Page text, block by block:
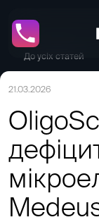
До усіх статей
21.03.2026